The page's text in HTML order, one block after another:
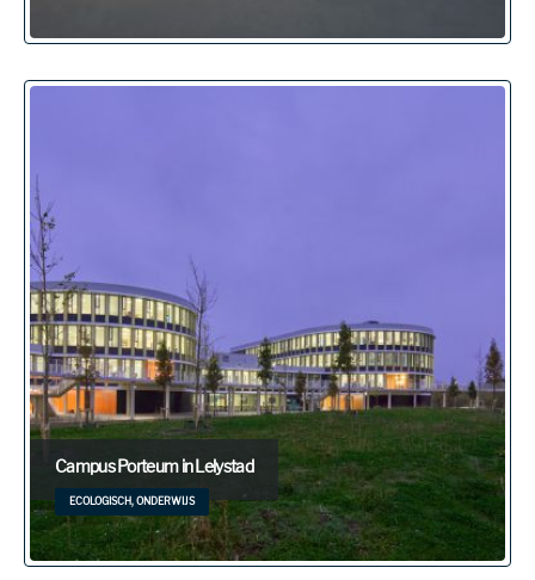
Campus Porteum in Lelystad
ECOLOGISCH, ONDERWIJS